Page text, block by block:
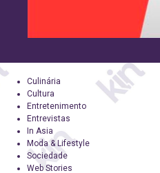
Culinária
Cultura
Entretenimento
Entrevistas
In Asia
Moda & Lifestyle
Sociedade
Web Stories